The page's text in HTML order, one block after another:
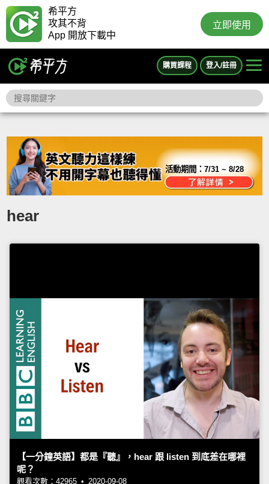
希平方
攻其不背
App 開放下載中
立即使用
購買課程 登入/註冊
活動期間：7/31 ~ 8/28
hear
【一分鐘英語】都是『聽』，hear 跟 listen 到底差在哪裡
呢？
觀看次數：42965 • 2020-09-08